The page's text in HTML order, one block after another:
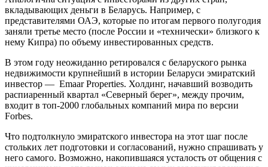
вкладывающих деньги в Беларусь. Например, с
представителями ОАЭ, которые по итогам первого полугодия
заняли третье место (после России и «технически» близкого к
нему Кипра) по объему инвестированных средств.
В этом году неожиданно ретировался с беларуского рынка
недвижимости крупнейший в истории Беларуси эмиратский
инвестор — Emaar Properties. Холдинг, начавший возводить
распиаренный квартал «Северный берег», между прочим,
входит в топ-2000 глобальных компаний мира по версии
Forbes.
Что подтолкнуло эмиратского инвестора на этот шаг после
стольких лет подготовки и согласований, нужно спрашивать у
него самого. Возможно, накопившаяся усталость от общения с